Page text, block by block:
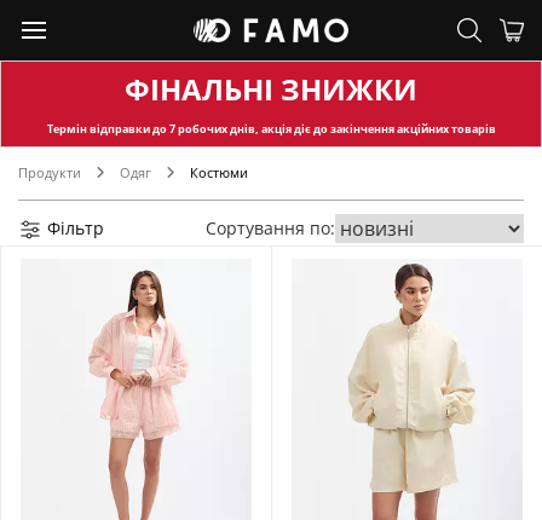
ФІНАЛЬНІ ЗНИЖКИ
Термін відправкидо 7 робочих днів, акція діє до закінчення акційних товарів
Продукти Одяг Костюми
Фільтр Сортування по: